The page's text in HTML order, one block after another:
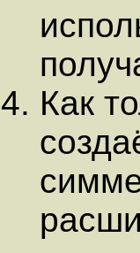
Как